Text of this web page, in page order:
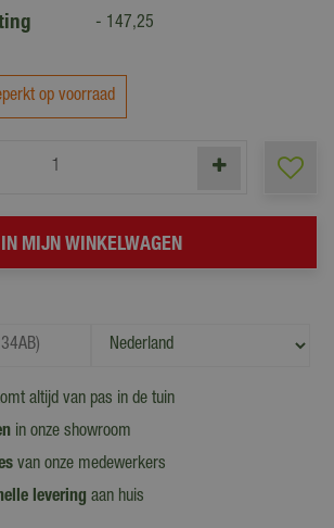
- 147,25
op voorraad
altijd van pas in de tuin
in onze showroom
van onze medewerkers
levering aan huis